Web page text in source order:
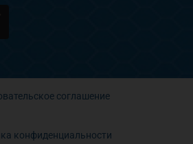
соглашение
конфиденциальности